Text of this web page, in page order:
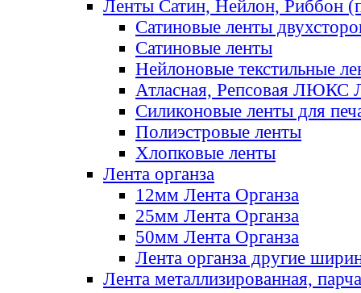
Ленты Сатин, Нейлон, Риббон
Сатиновые ленты
Сатиновые ленты
Нейлоновые текстильные
Атласная, Репсовая ЛЮКС
Силиконовые ленты для
Полиэстровые ленты
Хлопковые ленты
Лента органза
12мм Лента Органза
25мм Лента Органза
50мм Лента Органза
Лента органза другие
Лента металлизированная, парча